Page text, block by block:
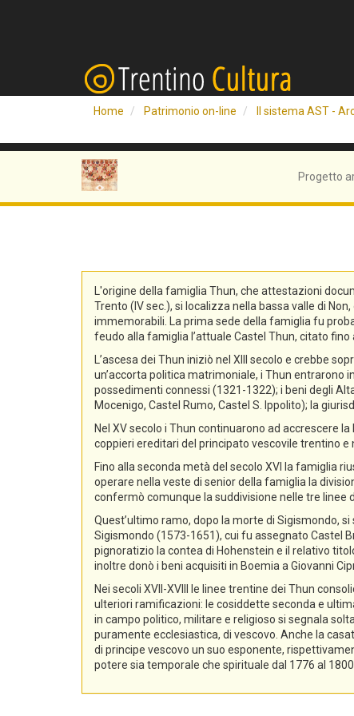
Home Patrimonio on-line Il sistema AST -
Progetto
L'origine della famiglia Thun, che attestazioni
Trento (IV sec.), si localizza nella bassa valle di
immemorabili. La prima sede della famiglia fu
feudo alla famiglia l’attuale Castel Thun, citato fino
L’ascesa dei Thun iniziò nel XIII secolo e crebbe
un’accorta politica matrimoniale, i Thun entrarono
possedimenti connessi (1321-1322); i beni degli
Mocenigo, Castel Rumo, Castel S. Ippolito); la
Nel XV secolo i Thun continuarono ad accrescere
coppieri ereditari del principato vescovile trentino e
Fino alla seconda metà del secolo XVI la famiglia
operare nella veste di senior della famiglia la
confermò comunque la suddivisione nelle tre linee
Quest’ultimo ramo, dopo la morte di Sigismondo,
Sigismondo (1573-1651), cui fu assegnato Castel
pignoratizio la contea di Hohenstein e il relativo
inoltre donò i beni acquisiti in Boemia a Giovanni
Nei secoli XVII-XVIII le linee trentine dei Thun
ulteriori ramificazioni: le cosiddette seconda e
in campo politico, militare e religioso si segnala
puramente ecclesiastica, di vescovo. Anche la
di principe vescovo un suo esponente,
potere sia temporale che spirituale dal 1776 al 1800.